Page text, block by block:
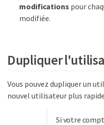
modifications pour
modifiée.
Dupliquer
Vous pouvez dupliquer un
nouvel utilisateur plus
Si votre